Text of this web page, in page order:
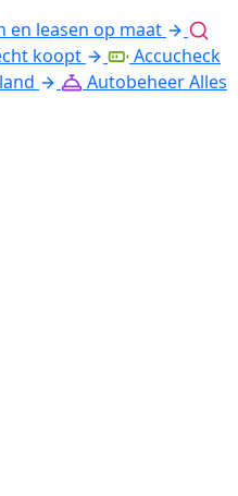
en leasen op maat
koopt
Accucheck
AutobeheerAlles